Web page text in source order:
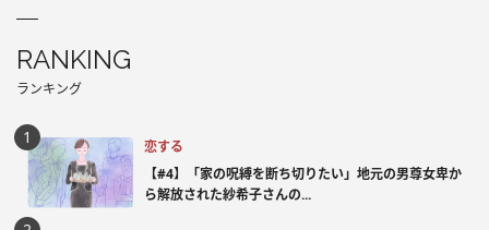
RANKING
ランキング
恋する
【#4】「家の呪縛を断ち切りたい」地元の男尊女卑か
ら解放された紗希子さんの...